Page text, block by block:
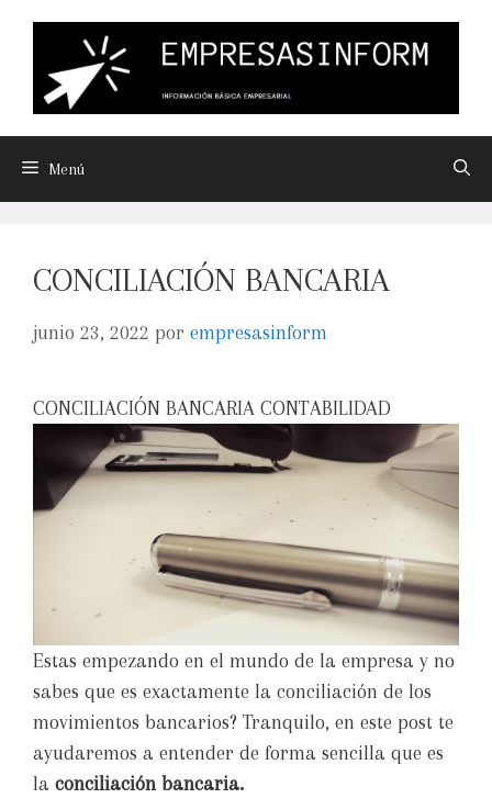
Menú
CONCILIACIÓN BANCARIA
junio 23, 2022 por empresasinform
CONCILIACIÓN BANCARIA CONTABILIDAD
Estas empezando en el mundo de la empresa y no
sabes que es exactamente la conciliación de los
movimientos bancarios? Tranquilo, en este post te
ayudaremos a entender de forma sencilla que es
la conciliación bancaria.